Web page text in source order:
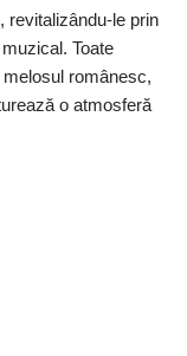
revitalizându-le prin
Toate
românesc,
o atmosferă